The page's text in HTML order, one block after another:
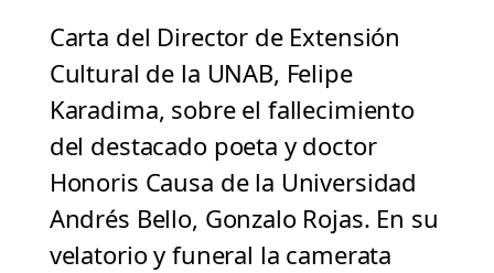
Carta del Director de Extensión
Cultural de la UNAB, Felipe
Karadima, sobre el fallecimiento
del destacado poeta y doctor
Honoris Causa de la Universidad
Andrés Bello, Gonzalo Rojas. En su
velatorio y funeral la camerata